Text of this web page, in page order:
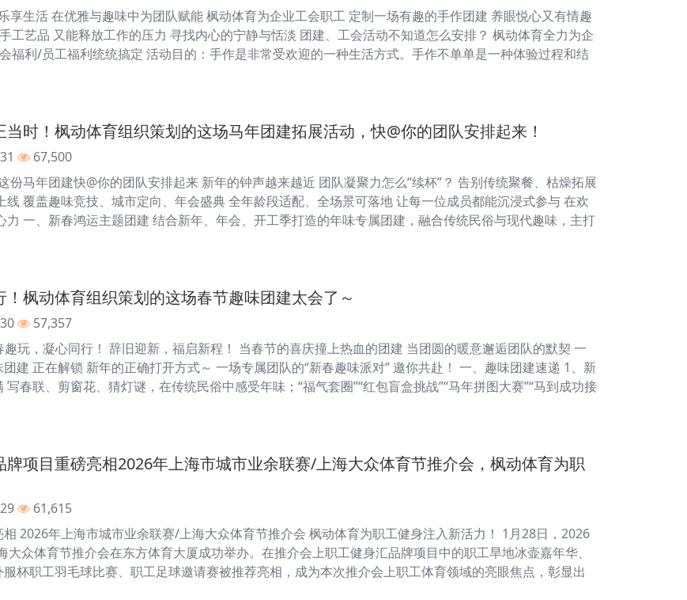
享生活 在优雅与趣味中为团队赋能 枫动体育为企业工会职工 定制一场有趣的手作团建 养眼悦心又有情趣
工艺品 又能释放工作的压力 寻找内心的宁静与恬淡 团建、工会活动不知道怎么安排？ 枫动体育全力为企
福利/员工福利统统搞定 活动目的：手作是非常受欢迎的一种生活方式。手作不单单是一种体验过程和结
时！枫动体育组织策划的这场马年团建拓展活动，快@你的团队安排起来！
67,500
份马年团建快@你的团队安排起来 新年的钟声越来越近 团队凝聚力怎么“续杯”？ 告别传统聚餐、枯燥拓展
线 覆盖趣味竞技、城市定向、年会盛典 全年龄段适配、全场景可落地 让每一位成员都能沉浸式参与 在欢
力 一、新春鸿运主题团建 结合新年、年会、开工季打造的年味专属团建，融合传统民俗与现代趣味，主打
枫动体育组织策划的这场春节趣味团建太会了～
57,357
玩，凝心同行！ 辞旧迎新，福启新程！ 当春节的喜庆撞上热血的团建 当团圆的暖意邂逅团队的默契 一
建 正在解锁 新年的正确打开方式～ 一场专属团队的“新春趣味派对” 邀你共赴！ 一、趣味团建速递 1、新
春联、剪窗花、猜灯谜，在传统民俗中感受年味；“福气套圈”“红包盲盒挑战”“马年拼图大赛”“马到成功接
牌项目重磅亮相2026年上海市城市业余联赛/上海大众体育节推介会，枫动体育为职
61,615
2026年上海市城市业余联赛/上海大众体育节推介会 枫动体育为职工健身注入新活力！ 1月28日，2026
众体育节推介会在东方体育大厦成功举办。在推介会上职工健身汇品牌项目中的职工旱地冰壶嘉年华、
杯职工羽毛球比赛、职工足球邀请赛被推荐亮相，成为本次推介会上职工体育领域的亮眼焦点，彰显出